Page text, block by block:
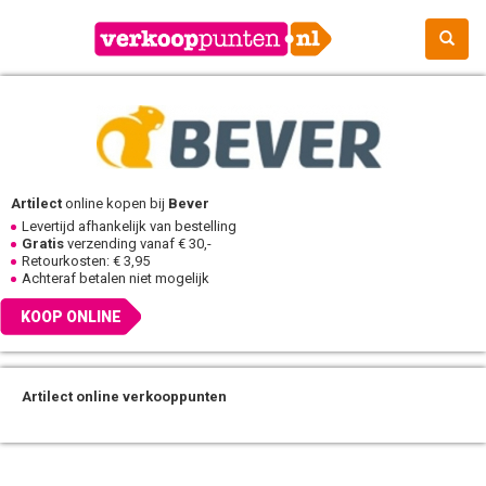
Artilect online kopen bij Bever
Levertijd afhankelijk van bestelling
Gratis verzending vanaf € 30,-
Retourkosten: € 3,95
Achteraf betalen niet mogelijk
KOOP ONLINE
Artilect online verkooppunten